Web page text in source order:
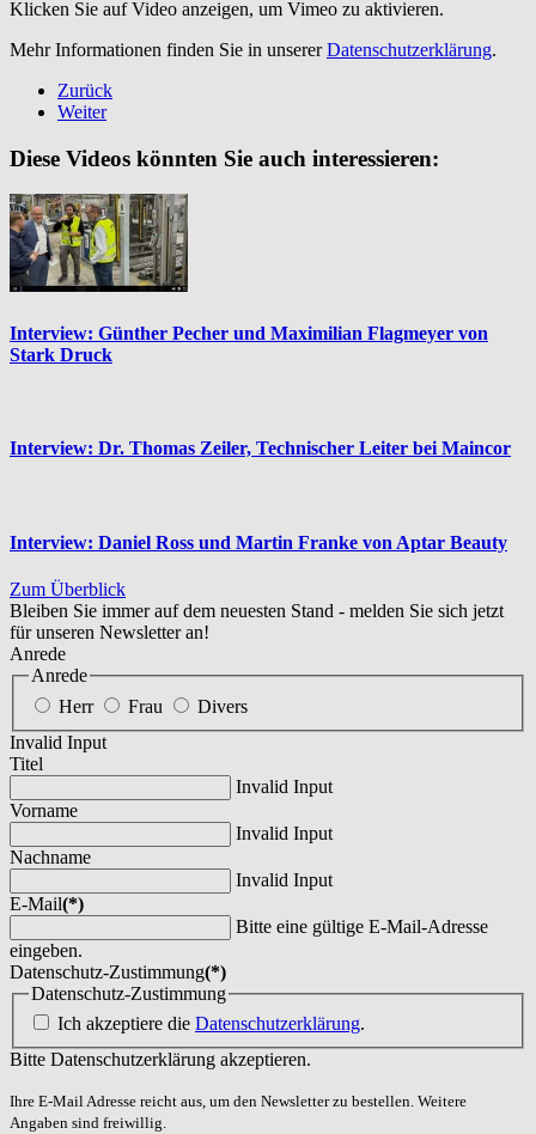
Klicken Sie auf Video anzeigen, um Vimeo zu aktivieren.
Mehr Informationen finden Sie in unsererDatenschutzerklärung.
Zurück
Weiter
Diese Videos könnten Sie auch interessieren:
Interview: Günther Pecher und Maximilian Flagmeyer von
Stark Druck
Interview: Dr. Thomas Zeiler, Technischer Leiter bei Maincor
Interview: Daniel Ross und Martin Franke von Aptar Beauty
Zum Überblick
Bleiben Sie immer auf dem neuesten Stand - melden Sie sich jetzt
für unseren Newsletter an!
Anrede
Anrede
Herr
Frau
Divers
Invalid Input
Titel
Invalid Input
Vorname
Invalid Input
Nachname
Invalid Input
E-Mail(*)
Bitte eine gültige E-Mail-Adresse
eingeben.
Datenschutz-Zustimmung(*)
Datenschutz-Zustimmung
Ich akzeptiere die Datenschutzerklärung.
Bitte Datenschutzerklärung akzeptieren.
Ihre E-Mail Adresse reicht aus, um den Newsletter zu bestellen. Weitere
Angaben sind freiwillig.